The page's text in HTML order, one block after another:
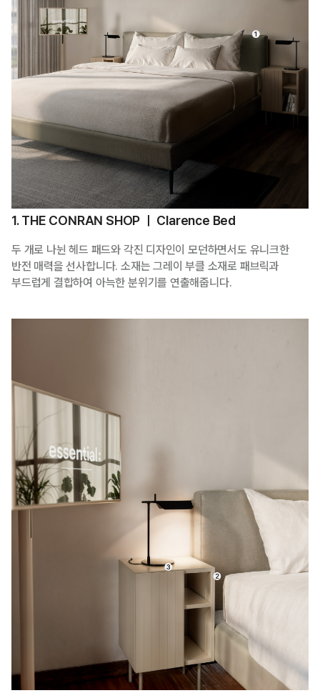
1. THE CONRAN SHOP ㅣ Clarence Bed
두 개로 나뉜 헤드 패드와 각진 디자인이 모던하면서도 유니크한
반전 매력을 선사합니다. 소재는 그레이 부클 소재로 패브릭과
부드럽게 결합하여 아늑한 분위기를 연출해줍니다.